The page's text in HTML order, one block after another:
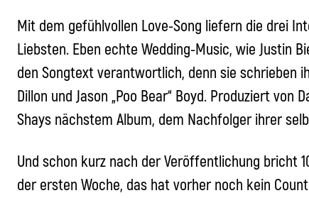
Mit dem gefühlvollen Love-Song liefern die drei
Liebsten. Eben echte Wedding-Music, wie Justin
den Songtext verantwortlich, denn sie schrieben
Dillon und Jason „Poo Bear“ Boyd. Produziert von
Shays nächstem Album, dem Nachfolger ihrer
Und schon kurz nach der Veröffentlichung bricht
der ersten Woche, das hat vorher noch kein